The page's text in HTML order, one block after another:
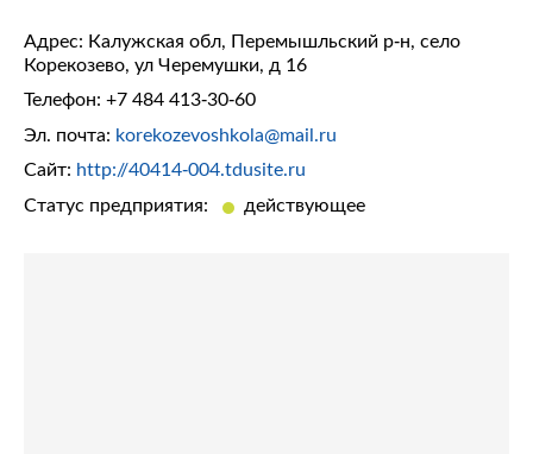
Адрес: Калужская обл, Перемышльский р-н, село
Корекозево, ул Черемушки, д 16
Телефон: +7 484 413-30-60
Эл. почта: korekozevoshkola@mail.ru
Сайт: http://40414-004.tdusite.ru
Статус предприятия:
действующее